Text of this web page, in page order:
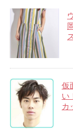
仮
い
カ